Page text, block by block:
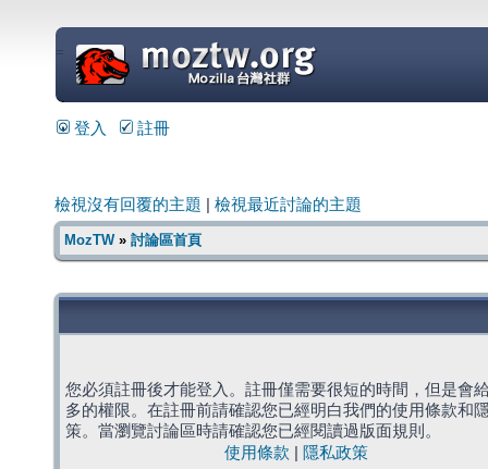
=
登入 註冊
檢視沒有回覆的主題 檢視最近討論的主題
MozTW» 討論區首頁
您必須註冊後才能登入。註冊僅需要很短的時間，但是會
多的權限。在註冊前請確認您已經明白我們的使用條款和
策。當瀏覽討論區時請確認您已經閱讀過版面規則。
使用條款
隱私政策